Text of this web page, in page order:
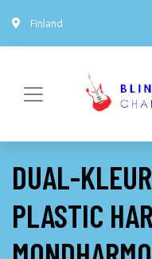
Finland
DUAL-
PLASTIC